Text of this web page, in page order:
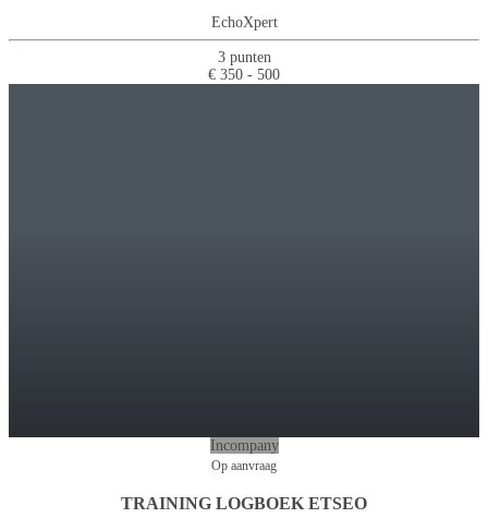
EchoXpert
3 punten
€ 350 - 500
Incompany
Op aanvraag
TRAINING LOGBOEK ETSEO